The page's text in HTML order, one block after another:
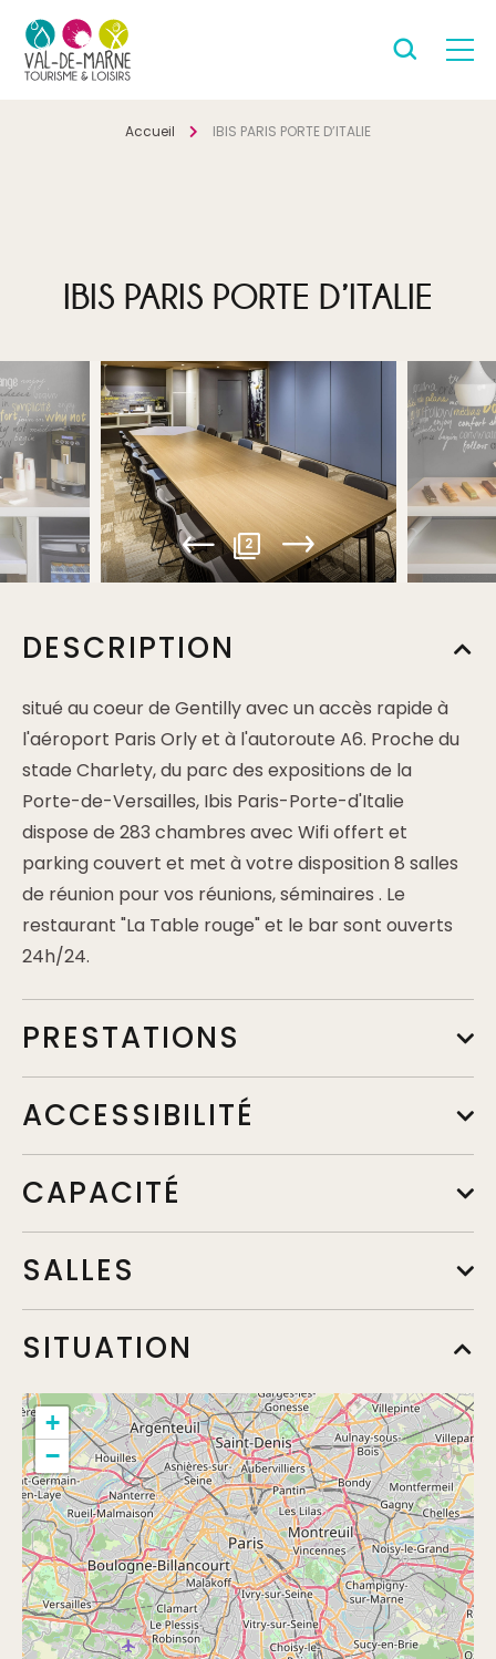
Accueil IBIS PARIS PORTE D’ITALIE
IBIS PARIS PORTE D’ITALIE
2
DESCRIPTION
situé au coeur de Gentilly avec un accès rapide à
l'aéroport Paris Orly et à l'autoroute A6. Proche du
stade Charlety, du parc des expositions de la
Porte-de-Versailles, Ibis Paris-Porte-d'Italie
dispose de 283 chambres avec Wifi offert et
parking couvert et met à votre disposition 8 salles
de réunion pour vos réunions, séminaires . Le
restaurant "La Table rouge" et le bar sont ouverts
24h/24.
PRESTATIONS
ACCESSIBILITÉ
CAPACITÉ
SALLES
Florence
Rome
Vérone
SITUATION
+
−